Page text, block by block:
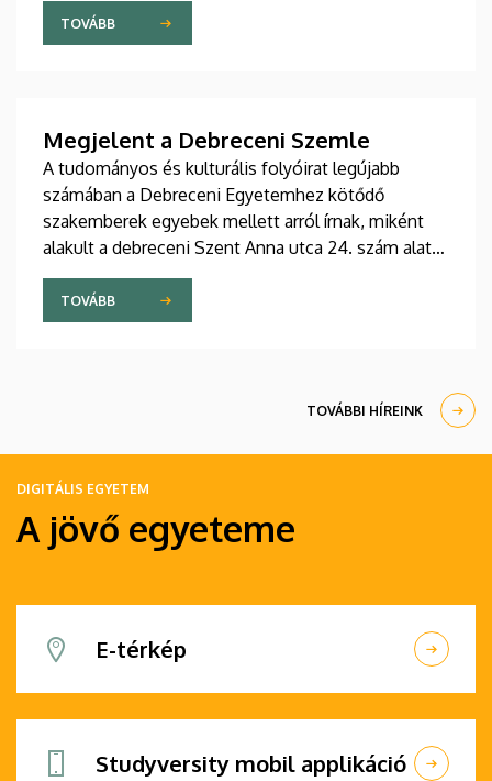
vehette át oklevelét, emellett elismeréseket és a
DE Hallgatói Önkormányzat kitüntetéseit is
TOVÁBB
Megjelent a Debreceni Szemle
A tudományos és kulturális folyóirat legújabb
számában a Debreceni Egyetemhez kötődő
szakemberek egyebek mellett arról írnak, miként
alakult a debreceni Szent Anna utca 24. szám alatt
található műemlék polgárház története, hogyan
járult hozzá a II. világháború után Debrecen
újjáépítéséhez Kalenda Lóránt és milyen
TOVÁBB
TOVÁBBI HÍREINK
DIGITÁLIS EGYETEM
A jövő egyeteme
E-térkép
Studyversity mobil applikáció